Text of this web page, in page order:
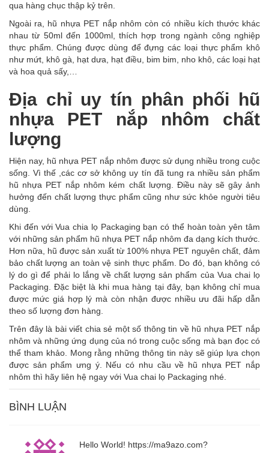
qua hàng chục thập kỷ trên.
Ngoài ra, hũ nhựa PET nắp nhôm còn có nhiều kích thước khác
nhau từ 50ml đến 1000ml, thích hợp trong ngành công nghiệp
thực phẩm. Chúng được dùng để đựng các loại thực phẩm khô
như mứt, khô gà, hạt dưa, hạt điều, bim bim, nho khô, các loại hạt
và hoa quả sấy,…
Địa chỉ uy tín phân phối hũ
nhựa PET nắp nhôm chất
lượng
Hiện nay, hũ nhựa PET nắp nhôm được sử dụng nhiều trong cuộc
sống. Vì thế ,các cơ sở không uy tín đã tung ra nhiều sản phẩm
hũ nhựa PET nắp nhôm kém chất lượng. Điều này sẽ gây ảnh
hưởng đến chất lượng thực phẩm cũng như sức khỏe người tiêu
dùng.
Khi đến với Vua chia lọ Packaging bạn có thể hoàn toàn yên tâm
với những sản phẩm hũ nhựa PET nắp nhôm đa dạng kích thước.
Hơn nữa, hũ được sản xuất từ 100% nhựa PET nguyên chất, đảm
bảo chất lượng an toàn vệ sinh thực phẩm. Do đó, bạn không có
lý do gì để phải lo lắng về chất lượng sản phẩm của Vua chai lọ
Packaging. Đặc biệt là khi mua hàng tại đây, bạn không chỉ mua
được mức giá hợp lý mà còn nhận được nhiều ưu đãi hấp dẫn
theo số lượng đơn hàng.
Trên đây là bài viết chia sẻ một số thông tin về hũ nhựa PET nắp
nhôm và những ứng dụng của nó trong cuộc sống mà bạn đọc có
thể tham khảo. Mong rằng những thông tin này sẽ giúp lựa chọn
được sản phẩm ưng ý. Nếu có nhu cầu về hũ nhựa PET nắp
nhôm thì hãy liên hệ ngay với Vua chai lọ Packaging nhé.
BÌNH LUẬN
Hello World! https://ma9azo.com?